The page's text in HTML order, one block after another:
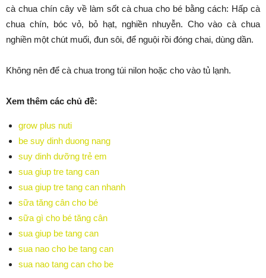
cà chua chín cây về làm sốt cà chua cho bé bằng cách: Hấp cà
chua chín, bóc vỏ, bỏ hạt, nghiền nhuyễn. Cho vào cà chua
nghiền một chút muối, đun sôi, để nguội rồi đóng chai, dùng dần.
Không nên để cà chua trong túi nilon hoặc cho vào tủ lạnh.
Xem thêm các chủ đề:
grow plus nuti
be suy dinh duong nang
suy dinh dưỡng trẻ em
sua giup tre tang can
sua giup tre tang can nhanh
sữa tăng cân cho bé
sữa gì cho bé tăng cân
sua giup be tang can
sua nao cho be tang can
sua nao tang can cho be